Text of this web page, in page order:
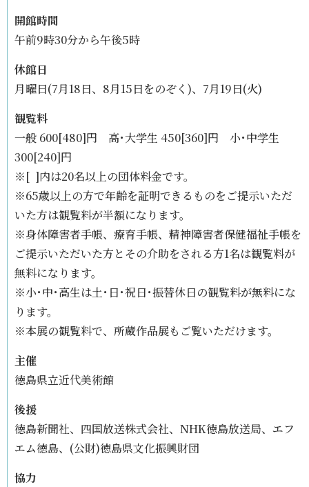
開館時間
午前9時30分から午後5時
休館日
月曜日(7月18日、8月15日をのぞく)、7月19日(火)
観覧料
一般 600[480]円 高･大学生 450[360]円 小･中学生
300[240]円
※[ ]内は20名以上の団体料金です。
※65歳以上の方で年齢を証明できるものをご提示いただ
いた方は観覧料が半額になります。
※身体障害者手帳、療育手帳、精神障害者保健福祉手帳を
ご提示いただいた方とその介助をされる方1名は観覧料が
無料になります。
※小･中･高生は土･日･祝日･振替休日の観覧料が無料にな
ります。
※本展の観覧料で、所蔵作品展もご覧いただけます。
主催
徳島県立近代美術館
後援
徳島新聞社、四国放送株式会社、NHK徳島放送局、エフ
エム徳島、(公財)徳島県文化振興財団
協力